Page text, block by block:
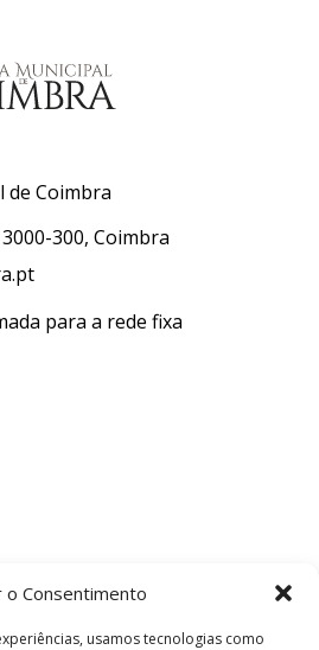
o Consentimento
usamos tecnologias como
de Coimbra
300, Coimbra
para a rede fixa